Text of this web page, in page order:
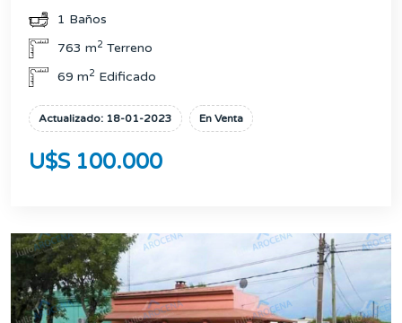
1 Baños
763 m2 Terreno
69 m2 Edificado
Actualizado: 18-01-2023 En Venta
U$S 100.000